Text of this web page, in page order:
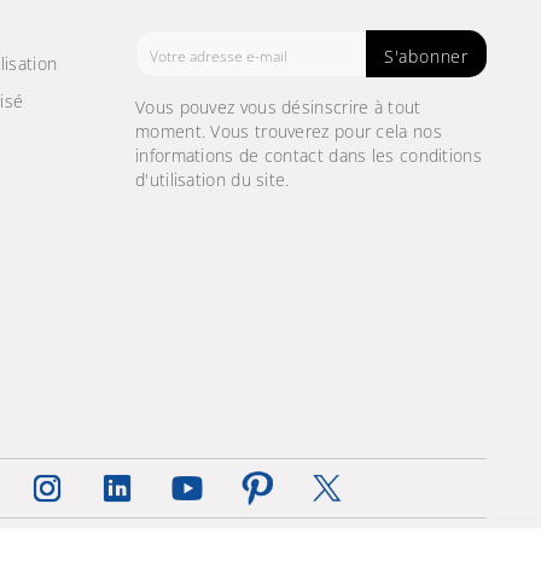
S'abonner
Vous pouvez vous désinscrire à tout
moment. Vous trouverez pour cela nos
informations de contact dans les conditions
d'utilisation du site.